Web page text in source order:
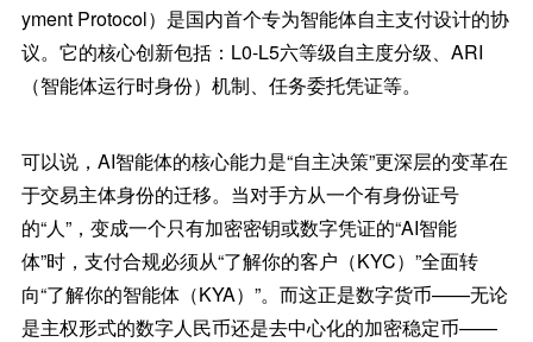
yment Protocol）是国内首个专为智能体自主支付设计的协
议。它的核心创新包括：L0-L5六等级自主度分级、ARI
（智能体运行时身份）机制、任务委托凭证等。
可以说，AI智能体的核心能力是“自主决策”更深层的变革在
于交易主体身份的迁移。当对手方从一个有身份证号
的“人”，变成一个只有加密密钥或数字凭证的“AI智能
体”时，支付合规必须从“了解你的客户（KYC）”全面转
向“了解你的智能体（KYA）”。而这正是数字货币——无论
是主权形式的数字人民币还是去中心化的加密稳定币——